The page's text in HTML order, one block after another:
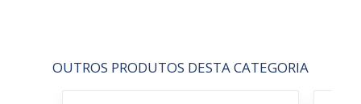
OUTROS PRODUTOS DESTA CATEGORIA